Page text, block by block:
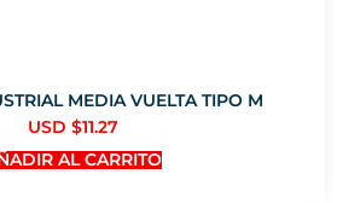
MEDIA VUELTA TIPO M
USD $11.27
AL CARRITO